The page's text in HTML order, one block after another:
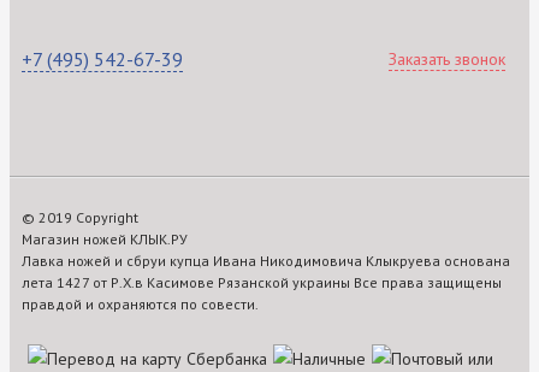
+7 (495) 542-67-39 Заказать звонок
© 2019 Copyright
Магазин ножей КЛЫК.РУ
Лавка ножей и сбруи купца Ивана Никодимовича Клыкруева основана
лета 1427 от Р.Х.в Касимове Рязанской украины Все права защищены
правдой и охраняются по совести.